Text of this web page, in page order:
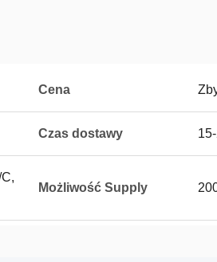
Cena
Czas dostawy
Możliwość Supply